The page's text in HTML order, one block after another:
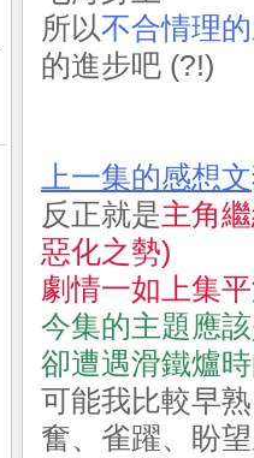
所以不合情理
的進步吧 (?!)
上一集的感想文
反正就是主角
惡化之勢)
劇情一如上集
今集的主題應
卻遭遇滑鐵爐
可能我比較早
奮、雀躍、盼